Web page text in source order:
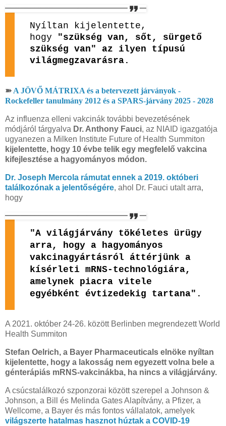
Nyíltan kijelentette,
hogy "szükség van, sőt, sürgető
szükség van" az ilyen típusú
világmegzavarásra.
➽ A JÖVŐ MÁTRIXA és a betervezett járványok -
Rockefeller tanulmány 2012 és a SPARS-járvány 2025 - 2028
Az influenza elleni vakcinák további bevezetésének
módjáról tárgyalva Dr. Anthony Fauci, az NIAID igazgatója
ugyanezen a Milken Institute Future of Health Summiton
kijelentette, hogy 10 évbe telik egy megfelelő vakcina
kifejlesztése a hagyományos módon.
Dr. Joseph Mercola rámutat ennek a 2019. októberi
találkozónak a jelentőségére, ahol Dr. Fauci utalt arra,
hogy
"A világjárvány tökéletes ürügy
arra, hogy a hagyományos
vakcinagyártásról áttérjünk a
kísérleti mRNS-technológiára,
amelynek piacra vitele
egyébként évtizedekig tartana".
A 2021. október 24-26. között Berlinben megrendezett World
Health Summiton
Stefan Oelrich, a Bayer Pharmaceuticals elnöke nyíltan
kijelentette, hogy a lakosság nem egyezett volna bele a
génterápiás mRNS-vakcinákba, ha nincs a világjárvány.
A csúcstalálkozó szponzorai között szerepel a Johnson &
Johnson, a Bill és Melinda Gates Alapítvány, a Pfizer, a
Wellcome, a Bayer és más fontos vállalatok, amelyek
világszerte hatalmas hasznot húztak a COVID-19